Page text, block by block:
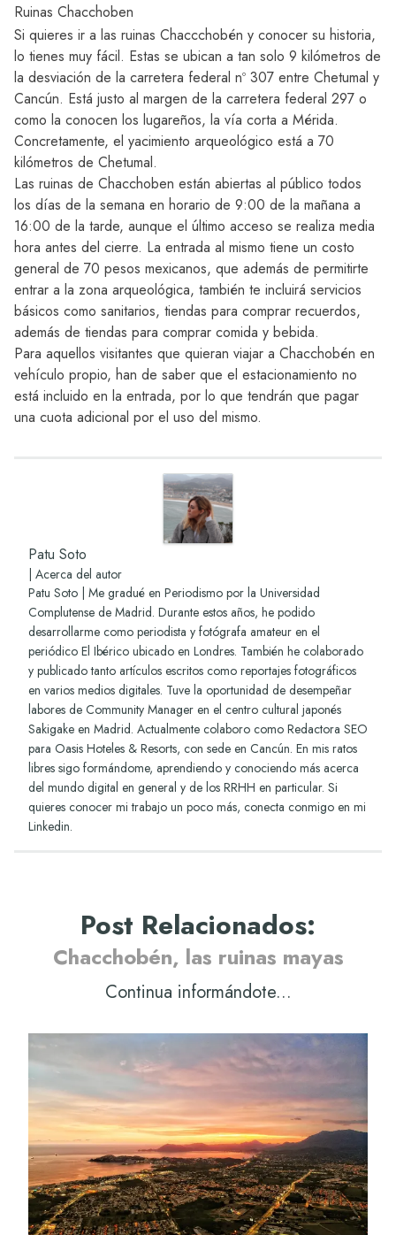
Ruinas Chacchoben
Si quieres ir a las ruinas Chaccchobén y conocer su historia,
lo tienes muy fácil. Estas se ubican a tan solo 9 kilómetros de
la desviación de la carretera federal nº 307 entre Chetumal y
Cancún. Está justo al margen de la carretera federal 297 o
como la conocen los lugareños, la vía corta a Mérida.
Concretamente, el yacimiento arqueológico está a 70
kilómetros de Chetumal.
Las ruinas de Chacchoben están abiertas al público todos
los días de la semana en horario de 9:00 de la mañana a
16:00 de la tarde, aunque el último acceso se realiza media
hora antes del cierre. La entrada al mismo tiene un costo
general de 70 pesos mexicanos, que además de permitirte
entrar a la zona arqueológica, también te incluirá servicios
básicos como sanitarios, tiendas para comprar recuerdos,
además de tiendas para comprar comida y bebida.
Para aquellos visitantes que quieran viajar a Chacchobén en
vehículo propio, han de saber que el estacionamiento no
está incluido en la entrada, por lo que tendrán que pagar
una cuota adicional por el uso del mismo.
Patu Soto
Acerca del autor
Patu Soto | Me gradué en Periodismo por la Universidad
Complutense de Madrid. Durante estos años, he podido
desarrollarme como periodista y fotógrafa amateur en el
periódico El Ibérico ubicado en Londres. También he colaborado
y publicado tanto artículos escritos como reportajes fotográficos
en varios medios digitales. Tuve la oportunidad de desempeñar
labores de Community Manager en el centro cultural japonés
Sakigake en Madrid. Actualmente colaboro como Redactora SEO
para Oasis Hoteles & Resorts, con sede en Cancún. En mis ratos
libres sigo formándome, aprendiendo y conociendo más acerca
del mundo digital en general y de los RRHH en particular. Si
quieres conocer mi trabajo un poco más, conecta conmigo en mi
Linkedin.
Post Relacionados:
Chacchobén, las ruinas mayas
Continua informándote...